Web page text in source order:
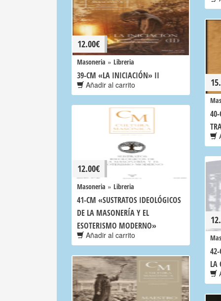
12.00€
Masoneria » Libreria
39-CM «LA INICIACIÓN» II
Añadir al carrito
40-
12.00€
Masoneria » Libreria
41-CM «SUSTRATOS IDEOLÓGICOS
DE LA MASONERÍA Y EL
ESOTERISMO MODERNO»
Añadir al carrito
LA